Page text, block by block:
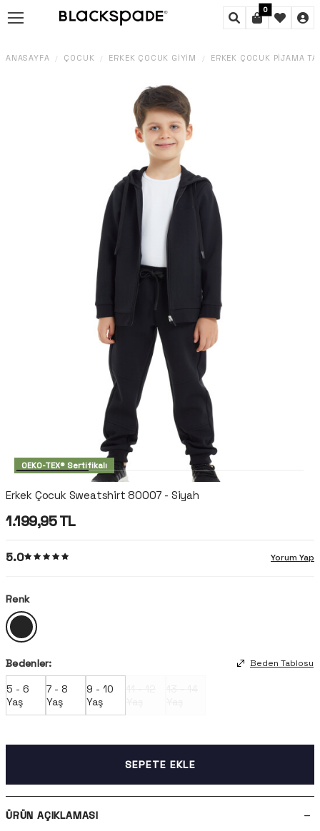
0
ANASAYFA / ÇOCUK / ERKEK ÇOCUK GIYIM / ERKEK ÇOCUK PIJAMA
OEKO-TEX® Sertifikalı
Erkek Çocuk Sweatshirt 80007 - Siyah
1.199,95TL
5.0 Yorum Yap
Renk
Bedenler: Beden Tablosu
5 - 6
Yaş
7 - 8
Yaş
9 - 10
Yaş
SEPETE EKLE
ÜRÜN AÇIKLAMASI